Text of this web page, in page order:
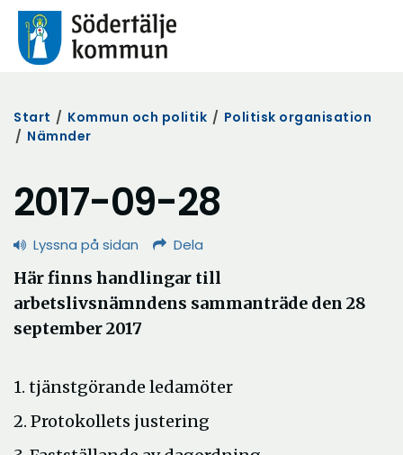
Start / Kommun och politik / Politisk organisation
/ Nämnder
2017-09-28
Lyssna på sidan Dela
Här finns handlingar till
arbetslivsnämndens sammanträde den 28
september 2017
1. tjänstgörande ledamöter
2. Protokollets justering